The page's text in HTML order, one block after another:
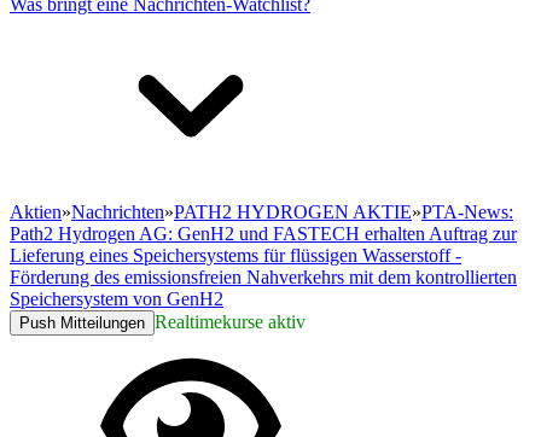
Was bringt eine Nachrichten-Watchlist?
Aktien»Nachrichten»PATH2 HYDROGEN AKTIE»PTA-News:
Path2 Hydrogen AG: GenH2 und FASTECH erhalten Auftrag zur
Lieferung eines Speichersystems für flüssigen Wasserstoff -
Förderung des emissionsfreien Nahverkehrs mit dem kontrollierten
Speichersystem von GenH2
Push Mitteilungen Realtimekurse aktiv